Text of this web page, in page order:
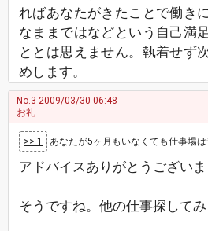
ればあなたがきたことで働き
なままではなどという自己満
ととは思えません。執着せず
めします。
No.3 2009/03/30 06:48
お礼
>> 1 あなたが5ヶ月もいなくても仕事場は普通に回ってます。 もう主さんはいない人扱いで
アドバイスありがとうござい
そうですね。他の仕事探してみ